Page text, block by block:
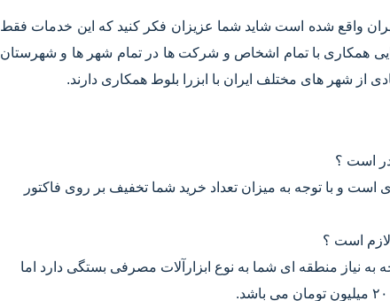
تهران واقع شده است شاید شما عزیزان فکر کنید که این خدمات فقط
همکاری با تمام اشخاص و شرکت ها در تمام شهر ها و شهرستان
از شهر های مختلف ایران با ابزرا بلوط همکاری دارند.
است ؟
و با توجه به میزان تعداد خرید شما تخفیف بر روی فاکتور
است ؟
به نیاز منطقه ای شما به نوع ابزارآلات مصرفی بستگی دارد اما